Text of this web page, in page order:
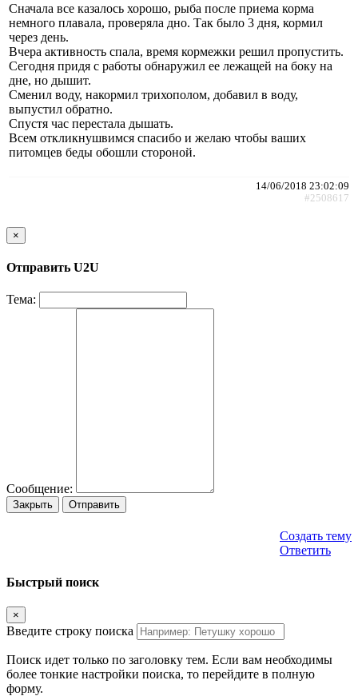
Сначала все казалось хорошо, рыба после приема корма
немного плавала, проверяла дно. Так было 3 дня, кормил
через день.
Вчера активность спала, время кормежки решил пропустить.
Сегодня придя с работы обнаружил ее лежащей на боку на
дне, но дышит.
Сменил воду, накормил трихополом, добавил в воду,
выпустил обратно.
Спустя час перестала дышать.
Всем откликнушвимся спасибо и желаю чтобы ваших
питомцев беды обошли стороной.
14/06/2018 23:02:09
#2508617
×
Отправить U2U
Тема:
Сообщение:
Закрыть Отправить
Создать тему
Ответить
Быстрый поиск
×
Введите строку поиска
Поиск идет только по заголовку тем. Если вам необходимы
более тонкие настройки поиска, то перейдите в полную
форму.